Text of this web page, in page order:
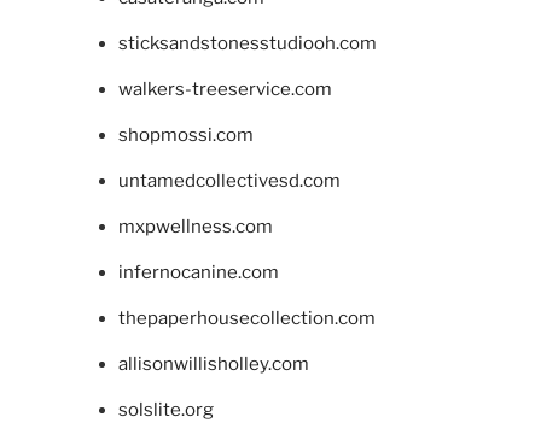
sticksandstonesstudiooh.com
walkers-treeservice.com
shopmossi.com
untamedcollectivesd.com
mxpwellness.com
infernocanine.com
thepaperhousecollection.com
allisonwillisholley.com
solslite.org